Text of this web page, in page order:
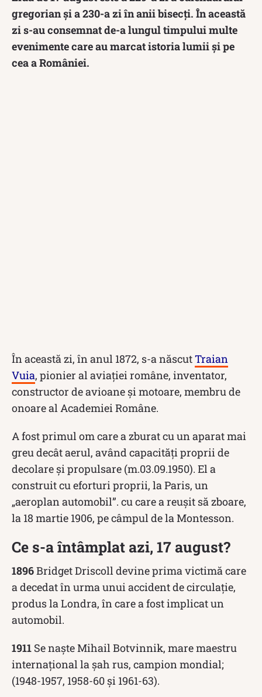
gregorian și a 230-a zi în anii bisecți. În această
zi s-au consemnat de-a lungul timpului multe
evenimente care au marcat istoria lumii și pe
cea a României.
În această zi, în anul 1872, s-a născutTraian
Vuia, pionier al aviaţiei române, inventator,
constructor de avioane şi motoare, membru de
onoare al Academiei Române.
A fost primul om care a zburat cu un aparat mai
greu decât aerul, având capacităţi proprii de
decolare şi propulsare (m.03.09.1950). El a
construit cu eforturi proprii, la Paris, un
„aeroplan automobil”. cu care a reuşit să zboare,
la 18 martie 1906, pe câmpul de la Montesson.
Ce s-a întâmplat azi, 17 august?
1896Bridget Driscoll devine prima victimă care
a decedat în urma unui accident de circulație,
produs la Londra, în care a fost implicat un
automobil.
1911 Se naște Mihail Botvinnik, mare maestru
internaţional la şah rus, campion mondial;
(1948-1957, 1958-60 şi 1961-63).